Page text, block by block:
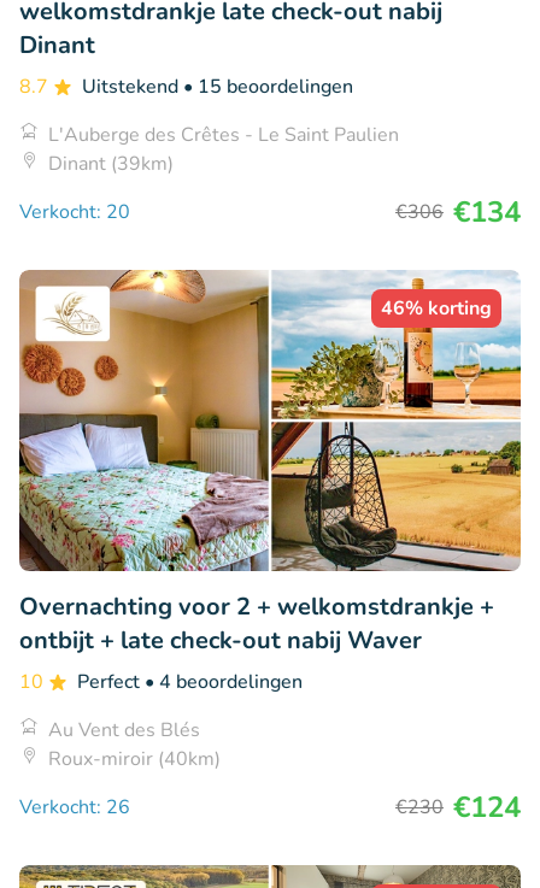
welkomstdrankje late check-out nabij
Dinant
8.7 Uitstekend • 15 beoordelingen
L'Auberge des Crêtes - Le Saint Paulien
Dinant (39km)
Verkocht: 20
€306 €134
46% korting
Overnachting voor 2 + welkomstdrankje +
ontbijt + late check-out nabij Waver
10 Perfect • 4 beoordelingen
Au Vent des Blés
Roux-miroir (40km)
Verkocht: 26
€230 €124